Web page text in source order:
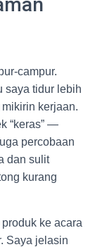
campur.
saya tidur lebih
kerjaan.
“keras” —
percobaan
dan sulit
kurang
ke acara
Saya jelasin